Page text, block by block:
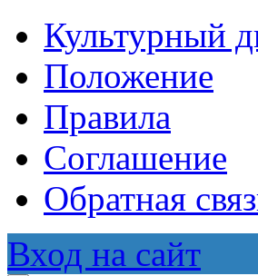
Культурный
Положение
Правила
Соглашение
Обратная
Вход на сайт